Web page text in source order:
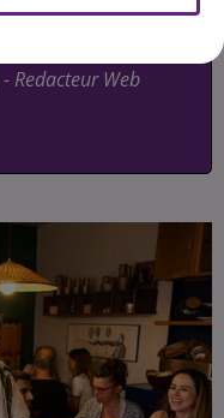
-Redacteur Web